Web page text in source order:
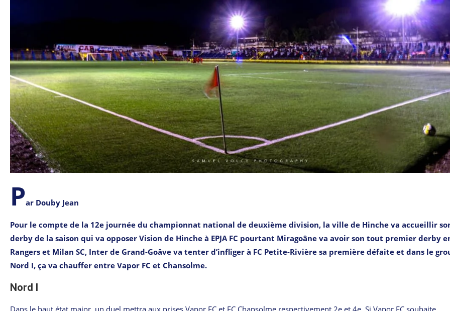
Par Douby Jean
Pour le compte de la 12e journée du championnat national de deuxième division, la ville de Hinche va accueillir
derby de la saison qui va opposer Vision de Hinche à EPJA FC pourtant Miragoâne va avoir son tout premier derby
Rangers et Milan SC, Inter de Grand-Goâve va tenter d’infliger à FC Petite-Rivière sa première défaite et dans le
Nord I, ça va chauffer entre Vapor FC et Chansolme.
Nord I